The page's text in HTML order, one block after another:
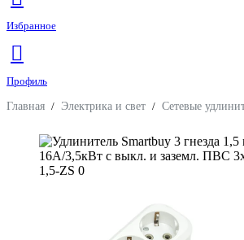
Избранное
Профиль
Главная / Электрика и свет / Сетевые